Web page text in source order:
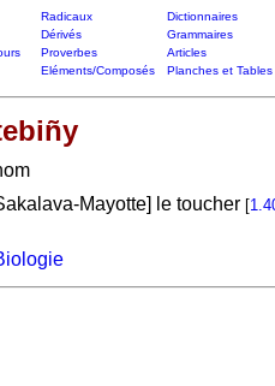
Radicaux
Dictionnaires
Dérivés
Grammaires
Proverbes
Articles
Eléments/Composés Planches et Tables
Mayotte] le toucher [